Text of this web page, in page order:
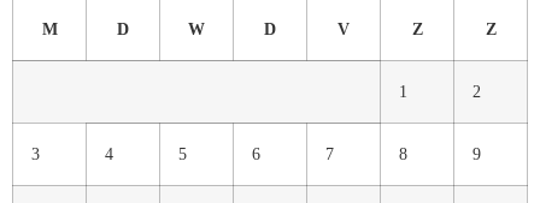
M D W D V Z Z
1 2
3 4 5 6 7 8 9